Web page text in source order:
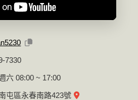
7330
六 08:00 ~ 17:00
屯區永春南路423號